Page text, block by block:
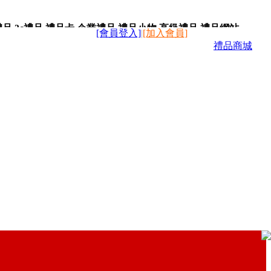
禮品,禮品卡,企業禮品,禮品小物,高級禮品,禮品網站。
禮品商城
[會員登入]|[加入會員]